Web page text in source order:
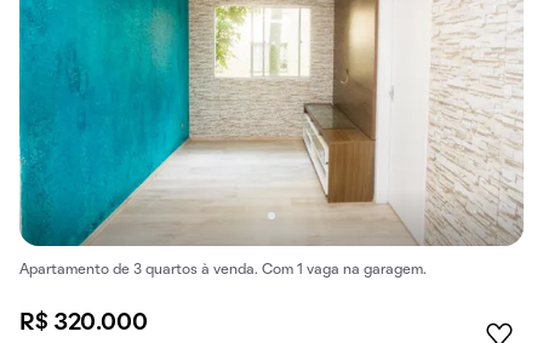
Apartamento de 3 quartos à venda. Com 1 vaga na garagem.
R$ 320.000